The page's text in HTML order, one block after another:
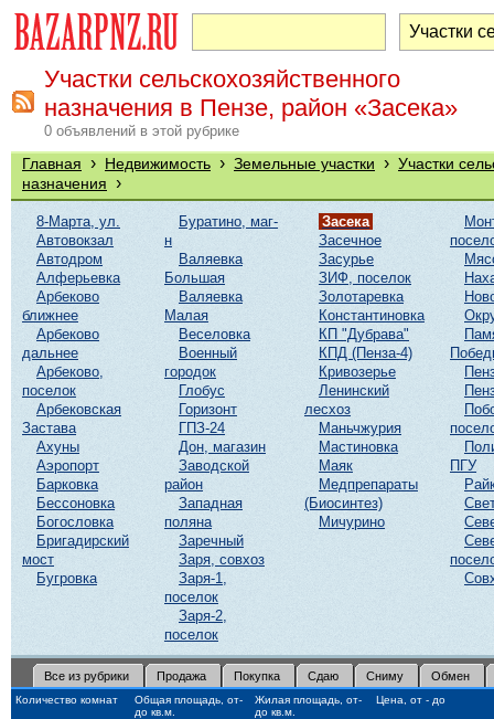
Участки сельскохозяйственного
назначения в Пензе, район «Засека»
0 объявлений в этой рубрике
Главная › Недвижимость › Земельные участки › Участки
назначения ›
8-Марта, ул.
Автовокзал
Автодром
Алферьевка
Арбеково
ближнее
Арбеково
дальнее
Арбеково,
поселок
Арбековская
Застава
Ахуны
Аэропорт
Барковка
Бессоновка
Богословка
Бригадирский
мост
Бугровка
Буратино, маг-
н
Валяевка
Большая
Валяевка
Малая
Веселовка
Военный
городок
Глобус
Горизонт
ГПЗ-24
Дон, магазин
Заводской
район
Западная
поляна
Заречный
Заря, совхоз
Заря-1,
поселок
Заря-2,
поселок
Засека
Засечное
Засурье
ЗИФ, поселок
Золотаревка
Константиновка
КП "Дубрава"
КПД (Пенза-4)
Кривозерье
Ленинский
лесхоз
Маньчжурия
Мастиновка
Маяк
Медпрепараты
(Биосинтез)
Мичурино
ПГУ
Все из рубрики Продажа Покупка Сдаю Сниму Обмен
Количество комнат
Общая площадь, от-
до кв.м.
Жилая площадь, от-
до кв.м.
Цена, от - до